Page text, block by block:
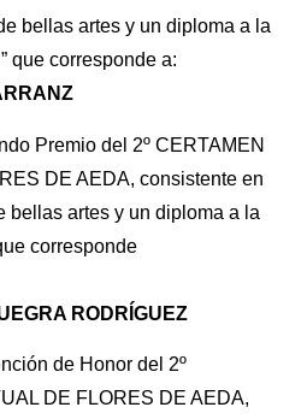
bellas artes y un diploma a la
” que corresponde a:
Premio del 2º CERTAMEN
DE AEDA, consistente en
bellas artes y un diploma a la
corresponde
RODRÍGUEZ
de Honor del 2º
DE FLORES DE AEDA,